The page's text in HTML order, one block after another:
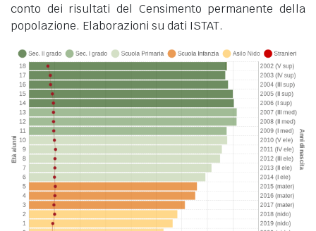
conto dei risultati del Censimento permanente della
popolazione. Elaborazioni su dati ISTAT.